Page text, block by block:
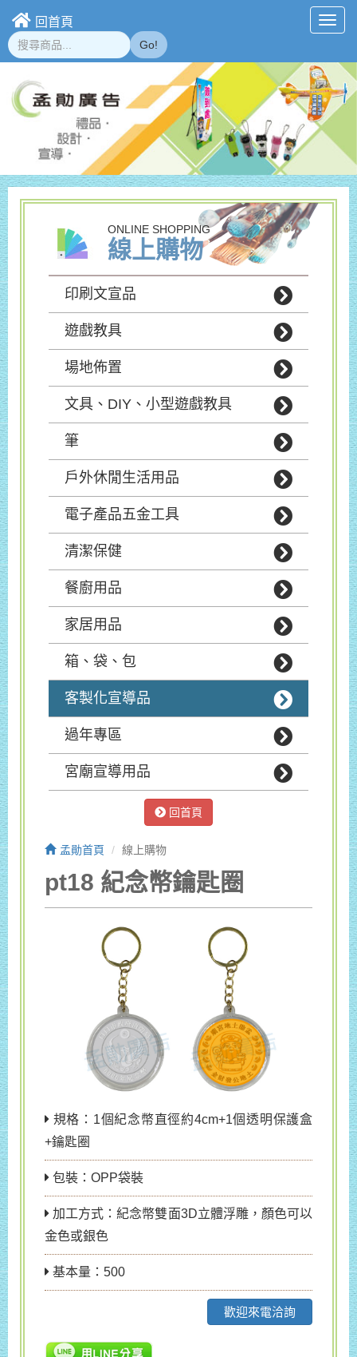
回首頁
Go!
ONLINE SHOPPING
線上購物
印刷文宣品
遊戲教具
場地佈置
文具、DIY、小型遊戲教具
筆
戶外休閒生活用品
電子產品五金工具
清潔保健
餐廚用品
家居用品
箱、袋、包
客製化宣導品
過年專區
宮廟宣導用品
回首頁
孟勛首頁 線上購物
pt18 紀念幣鑰匙圈
規格：1個紀念幣直徑約4cm+1個透明保護盒
+鑰匙圈
包裝：OPP袋裝
加工方式：紀念幣雙面3D立體浮雕，顏色可以
金色或銀色
基本量：500
歡迎來電洽詢